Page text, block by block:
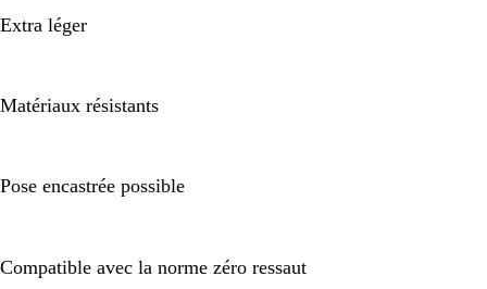
Extra léger
Matériaux résistants
Pose encastrée possible
Compatible avec la norme zéro ressaut